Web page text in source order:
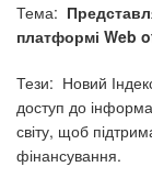
Тема:
платформі Web
Тези: Новий
доступ до
світу, щоб
фінансування.